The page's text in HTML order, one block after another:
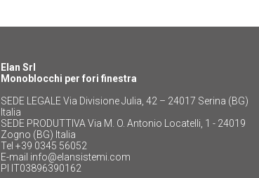
Elan Srl
Monoblocchi per fori finestra
SEDE LEGALE Via Divisione Julia, 42 – 24017 Serina (BG)
Italia
SEDE PRODUTTIVA Via M. O. Antonio Locatelli, 1 - 24019
Zogno (BG) Italia
Tel +39 0345 56052
E-mail info@elansistemi.com
PI IT03896390162